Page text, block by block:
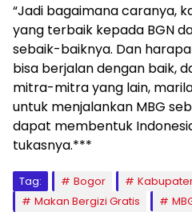
“Jadi bagaimana caranya,
yang terbaik kepada BGN
sebaik-baiknya. Dan
bisa berjalan dengan baik,
mitra-mitra yang lain,
untuk menjalankan MBG
dapat membentuk
tukasnya.***
Tag: Bogor
Makan Bergizi Gratis